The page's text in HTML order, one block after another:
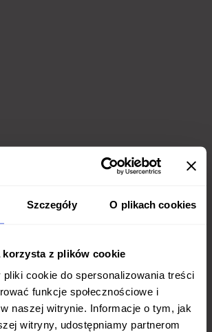
Szczegóły O plikach cookies
korzysta z plików cookie
cookie do spersonalizowania treści
funkcje społecznościowe i
naszej witrynie. Informacje o tym, jak
witryny, udostępniamy partnerom